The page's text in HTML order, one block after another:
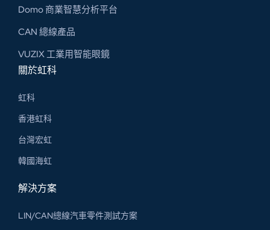
Domo 商業智慧分析平台
CAN 總線​產品
VUZIX 工業用智能眼鏡
關於虹科
虹科
香港虹科
台灣宏虹
韓國海虹
解決方案
LIN/CAN總線汽車零件測試方案